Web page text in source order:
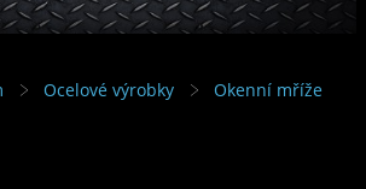
Ocelové výrobky
Okenní mříže